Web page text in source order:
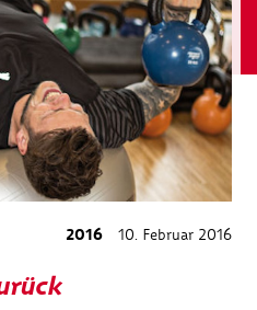
2016 10. Februar 2016